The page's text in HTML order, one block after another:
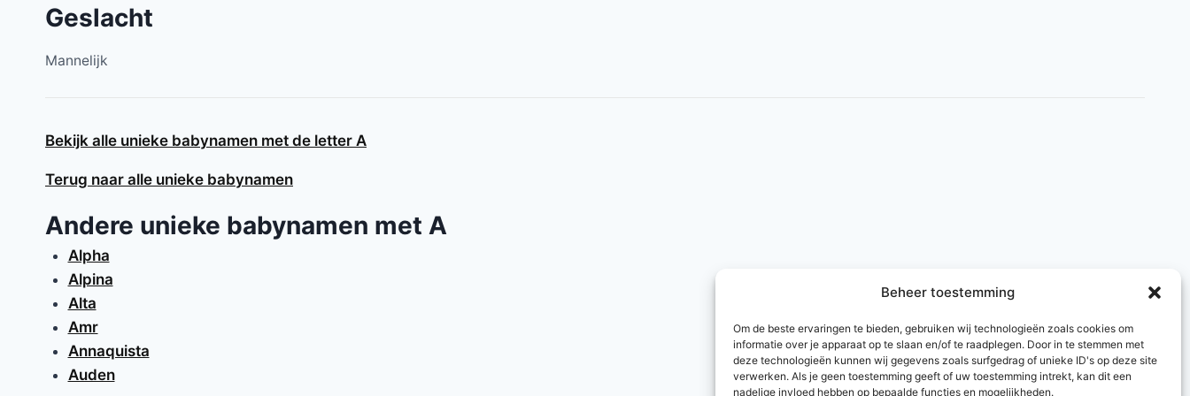
Beheer toestemming
Om de beste ervaringen te bieden, gebruiken wij technologieën zoals cookies om
informatie over je apparaat op te slaan en/of te raadplegen. Door in te stemmen met
deze technologieën kunnen wij gegevens zoals surfgedrag of unieke ID's op deze site
verwerken. Als je geen toestemming geeft of uw toestemming intrekt, kan dit een
nadelige invloed hebben op bepaalde functies en mogelijkheden.
Geslacht
Mannelijk
Bekijk alle unieke babynamen met de letter A
Terug naar alle unieke babynamen
Andere unieke babynamen met A
Alpha
Alpina
Alta
Amr
Annaquista
Auden